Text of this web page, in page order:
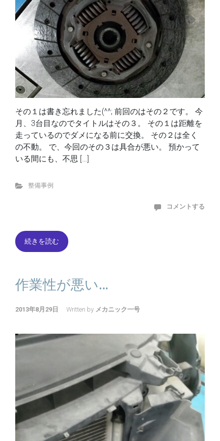
その１は書き忘れました(^^; 前回のはその２です。 今
月、3台目なのでタイトルはその３。 その１は距離を
走っているのでダメになる前に交換。 その２は全く
の不動。 で、今回のその３は具合が悪い。 預かって
いる間にも、不思 […]
整備事例
コメントする
続きを読む
作業性が悪い…
2013年8月29日 Written by メカニック一号